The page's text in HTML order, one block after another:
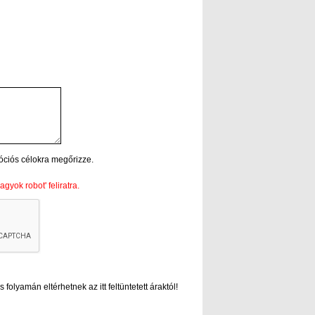
célokra megőrizze.
robot' feliratra.
folyamán eltérhetnek az itt feltüntetett áraktól!